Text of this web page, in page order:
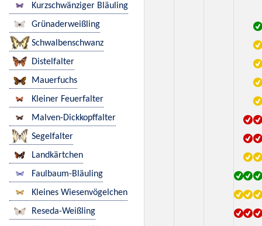
Kurzschwänziger Bläuling
Grünaderweißling
Schwalbenschwanz
Distelfalter
Mauerfuchs
Kleiner Feuerfalter
Malven-Dickkopffalter
Segelfalter
Landkärtchen
Faulbaum-Bläuling
Kleines Wiesenvögelchen
Reseda-Weißling